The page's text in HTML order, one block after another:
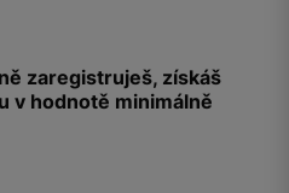
zaregistruješ, získáš
v hodnotě minimálně